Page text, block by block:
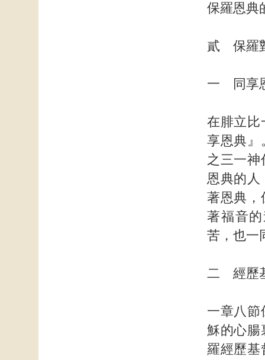
保羅恩典
貳 保羅
一 同享
在腓立比
享恩典』
之三一
恩典的人
著恩典，
著福音
苦，也一
二 經歷
一章八節
穌的心腸
羅經歷基